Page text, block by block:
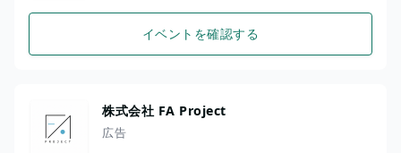
イベントを確認する
株式会社 FA Project
広告